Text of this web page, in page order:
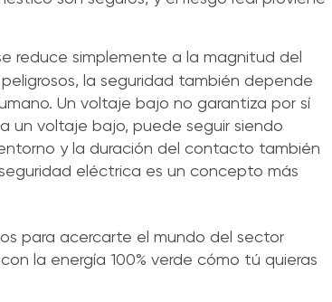
reduce simplemente a la magnitud del
la seguridad también depende
Un voltaje bajo no garantiza por sí
un voltaje bajo, puede seguir siendo
y la duración del contacto también
eléctrica es un concepto más
para acercarte el mundo del sector
la energía 100% verde cómo tú quieras